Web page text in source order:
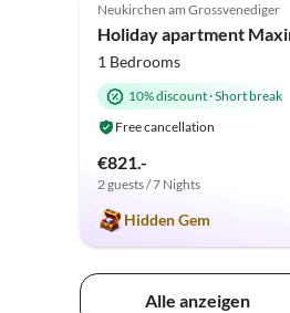
Super Host
Neukirchen am Grossvenediger
1 Bedrooms
10% discount·Short break
Free cancellation
€821.-
2 guests / 7 Nights
Hidden Gem
Alle anzeigen